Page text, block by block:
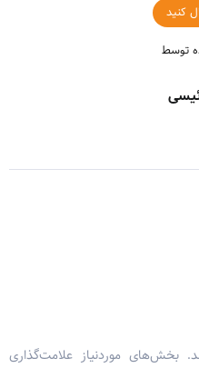
کنید
توسط
بخش‌های موردنیاز علامت‌گذاری